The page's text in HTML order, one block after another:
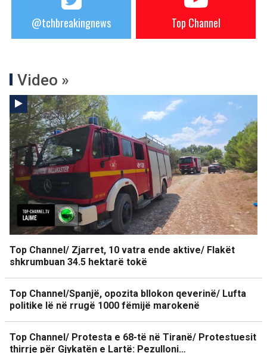
@tchbreakingnews Top Channel
Video »
Top Channel/ Zjarret, 10 vatra ende aktive/ Flakët
shkrumbuan 34.5 hektarë tokë
Top Channel/Spanjë, opozita bllokon qeverinë/ Lufta
politike lë në rrugë 1000 fëmijë marokenë
Top Channel/ Protesta e 68-të në Tiranë/ Protestuesit
thirrje për Gjykatën e Lartë: Pezulloni…